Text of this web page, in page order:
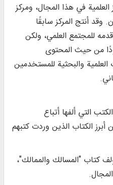
في هذا المجال، ومركز
وقد أنتج المركز سابقًا
للمجتمع العلمي، ولكن
من حيث المحتوى
العلمية والبحثية للمستخدمين
التي ألفها أتباع
أبرز الكتاب الذين وردت كتبهم
(ت 300هـ)، مؤلف كتاب "المسالك والممالك"،